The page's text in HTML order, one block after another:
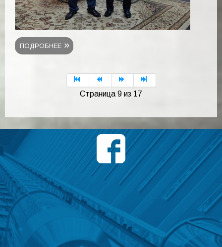
ПОДРОБНЕЕ
Страница 9 из 17